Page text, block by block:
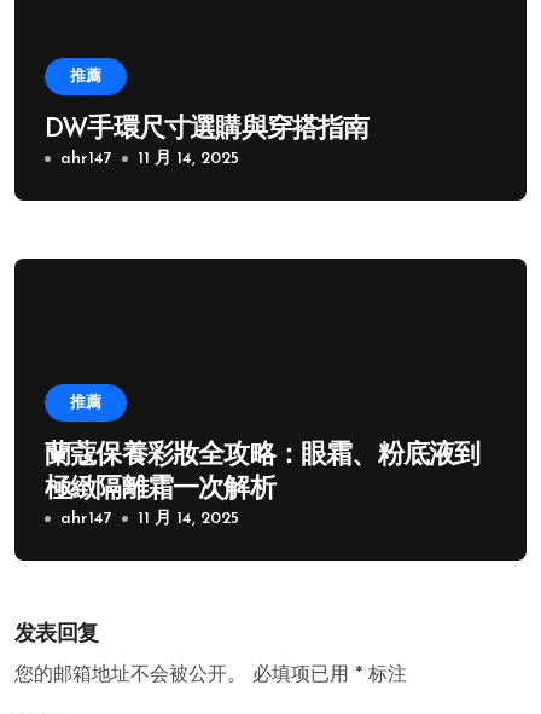
推薦
DW手環尺寸選購與穿搭指南
ahr147 11 月 14, 2025
推薦
蘭蔻保養彩妝全攻略：眼霜、粉底液到
極緻隔離霜一次解析
ahr147 11 月 14, 2025
发表回复
您的邮箱地址不会被公开。 必填项已用 * 标注